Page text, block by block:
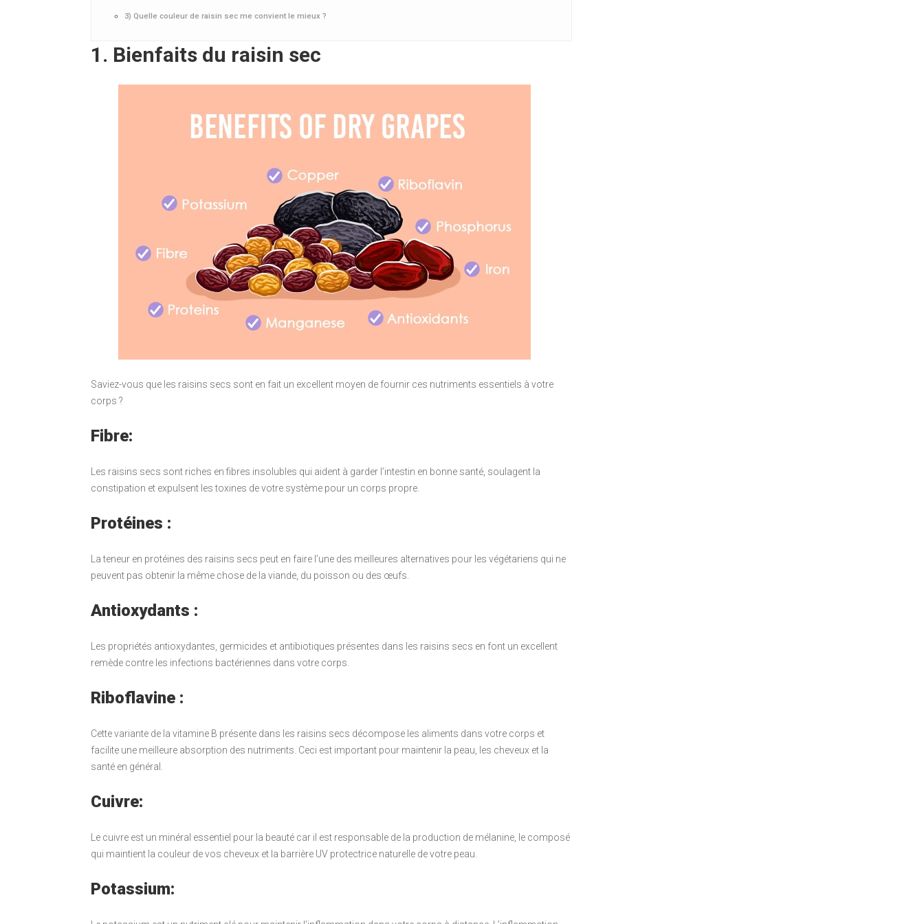
3) Quelle couleur de raisin sec me convient le mieux ?
1. Bienfaits du raisin sec
Saviez-vous que les raisins secs sont en fait un excellent moyen de fournir ces nutriments essentiels à votre
corps ?
Fibre:
Les raisins secs sont riches en fibres insolubles qui aident à garder l’intestin en bonne santé, soulagent la
constipation et expulsent les toxines de votre système pour un corps propre.
Protéines :
La teneur en protéines des raisins secs peut en faire l’une des meilleures alternatives pour les végétariens qui ne
peuvent pas obtenir la même chose de la viande, du poisson ou des œufs.
Antioxydants :
Les propriétés antioxydantes, germicides et antibiotiques présentes dans les raisins secs en font un excellent
remède contre les infections bactériennes dans votre corps.
Riboflavine :
Cette variante de la vitamine B présente dans les raisins secs décompose les aliments dans votre corps et
facilite une meilleure absorption des nutriments. Ceci est important pour maintenir la peau, les cheveux et la
santé en général.
Cuivre:
Le cuivre est un minéral essentiel pour la beauté car il est responsable de la production de mélanine, le composé
qui maintient la couleur de vos cheveux et la barrière UV protectrice naturelle de votre peau.
Potassium: